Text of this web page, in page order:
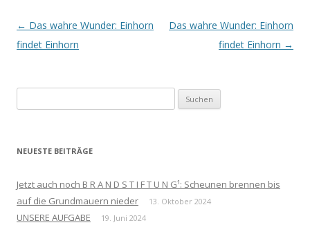
Beitrags-
Navigation
← Das wahre Wunder: Einhorn
findet Einhorn
Das wahre Wunder: Einhorn
findet Einhorn →
nach:
NEUESTE BEITRÄGE
Jetzt auch noch B R A N D S T I F T U N G¹: Scheunen brennen bis
auf die Grundmauern nieder
13. Oktober 2024
UNSERE AUFGABE 19. Juni 2024